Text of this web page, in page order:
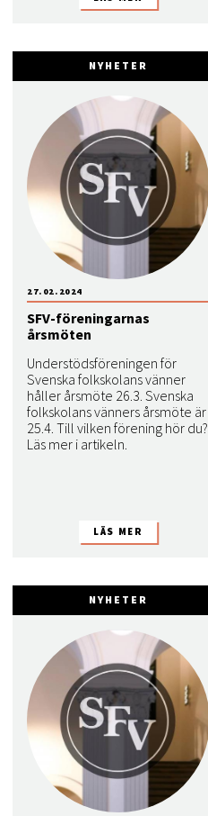
NYHETER
SFV-föreningarnas
årsmöten
Understödsföreningen för
Svenska folkskolans vänner
håller årsmöte 26.3. Svenska
folkskolans vänners årsmöte är
25.4. Till vilken förening hör du?
Läs mer i artikeln.
27.02.2024
NYHETER